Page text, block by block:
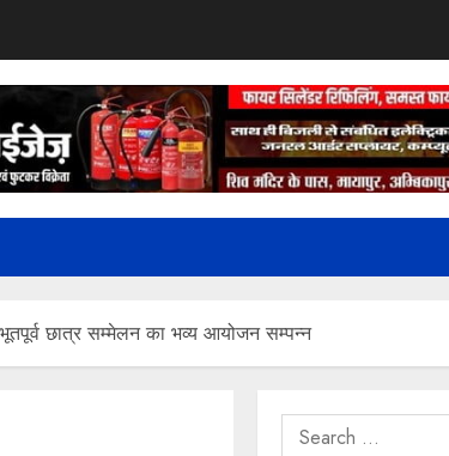
छात्र सम्मेलन का भव्य आयोजन सम्पन्न